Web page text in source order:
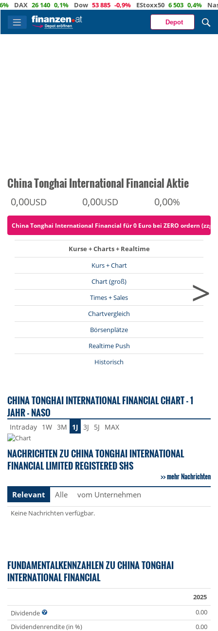
26 140 0,1% Dow 53 885 -0,9% EStoxx50 6 503 0,4% Nasdaq
Depot
China Tonghai International Financial Aktie
0,00USD 0,00USD 0,00%
China Tonghai International Financial für 0 Euro bei ZERO ordern (zzgl.
Kurse + Charts + Realtime
Kurs + Chart
Chart (groß)
Times + Sales
Chartvergleich
Börsenplätze
Realtime Push
Historisch
>
CHINA TONGHAI INTERNATIONAL FINANCIAL CHART - 1
JAHR - NASO
Intraday 1W 3M 1J 3J 5J MAX
NACHRICHTEN ZU CHINA TONGHAI INTERNATIONAL
FINANCIAL LIMITED REGISTERED SHS
mehr Nachrichten
Relevant
Alle vom Unternehmen
Keine Nachrichten verfügbar.
FUNDAMENTALKENNZAHLEN ZU CHINA TONGHAI
INTERNATIONAL FINANCIAL
2025
Dividende
0.00
Dividendenrendite (in %)
0.00